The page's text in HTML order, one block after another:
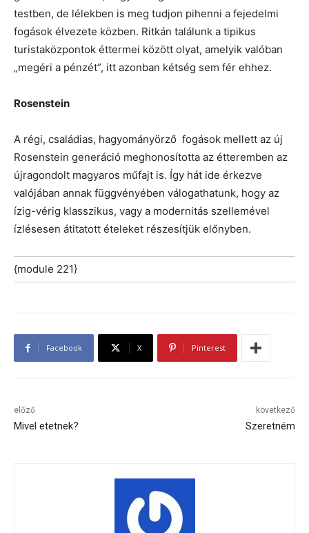
testben, de lélekben is meg tudjon pihenni a fejedelmi
fogások élvezete közben. Ritkán találunk a tipikus
turistaközpontok éttermei között olyat, amelyik valóban
„megéri a pénzét”, itt azonban kétség sem fér ehhez.
Rosenstein
A régi, családias, hagyományörző fogások mellett az új
Rosenstein generáció meghonosította az étteremben az
újragondolt magyaros műfajt is. Így hát ide érkezve
valójában annak függvényében válogathatunk, hogy az
ízig-vérig klasszikus, vagy a modernitás szellemével
ízlésesen átitatott ételeket részesítjük előnyben.
{module 221}
Facebook X Pinterest
előző
Mivel etetnek?
következő
Szeretném